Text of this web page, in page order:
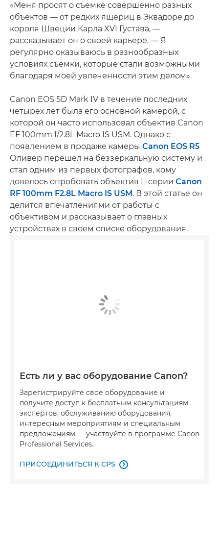
«Меня просят о съемке совершенно разных
объектов — от редких ящериц в Эквадоре до
короля Швеции Карла XVI Густава, —
рассказывает он о своей карьере. — Я
регулярно оказываюсь в разнообразных
условиях съемки, которые стали возможными
благодаря моей увлеченности этим делом».
Canon EOS 5D Mark IV в течение последних
четырех лет была его основной камерой, с
которой он часто использовал объектив Canon
EF 100mm f/2.8L Macro IS USM. Однако с
появлением в продаже камеры Canon EOS R5
Оливер перешел на беззеркальную систему и
стал одним из первых фотографов, кому
довелось опробовать объектив L-серии Canon
RF 100mm F2.8L Macro IS USM. В этой статье он
делится впечатлениями от работы с
объективом и рассказывает о главных
устройствах в своем списке оборудования.
Есть ли у вас оборудование Canon?
Зарегистрируйте свое оборудование и
получите доступ к бесплатным консультациям
экспертов, обслуживанию оборудования,
интересным мероприятиям и специальным
предложениям — участвуйте в программе Canon
Professional Services.
ПРИСОЕДИНИТЬСЯ К CPS 